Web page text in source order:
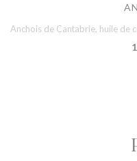
Anchois de Cantabrie, huile de